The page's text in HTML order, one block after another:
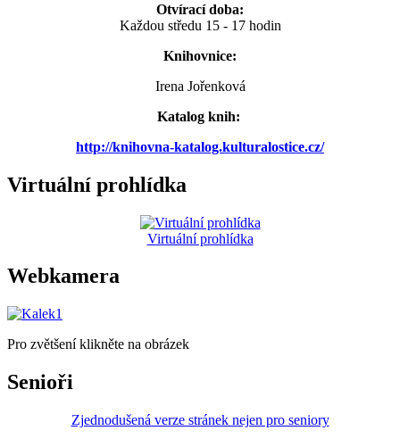
Otvírací doba:
Každou středu 15 - 17 hodin
Knihovnice:
Irena Jořenková
Katalog knih:
http://knihovna-katalog.kulturalostice.cz/
Virtuální prohlídka
Virtuální prohlídka
Webkamera
Pro zvětšení klikněte na obrázek
Senioři
Zjednodušená verze stránek nejen pro seniory